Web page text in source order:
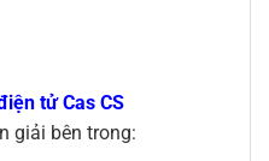
tử Cas CS
giải bên trong: